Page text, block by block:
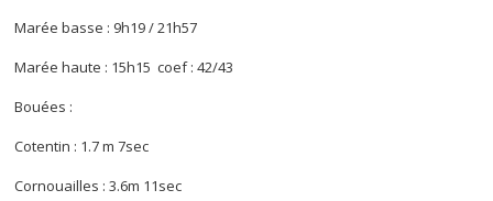
Marée basse : 9h19 / 21h57
Marée haute : 15h15 coef : 42/43
Bouées :
Cotentin : 1.7 m 7sec
Cornouailles : 3.6m 11sec